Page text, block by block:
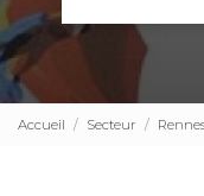
Accueil Secteur